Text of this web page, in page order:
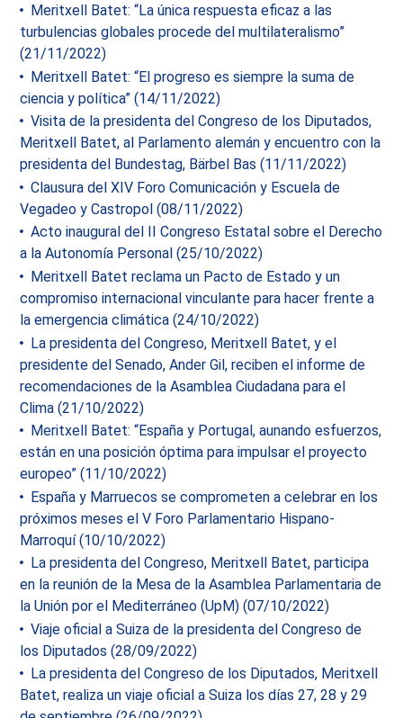
Meritxell Batet: “La única respuesta eficaz a las
turbulencias globales procede del multilateralismo”
(21/11/2022)
Meritxell Batet: “El progreso es siempre la suma de
ciencia y política” (14/11/2022)
Visita de la presidenta del Congreso de los Diputados,
Meritxell Batet, al Parlamento alemán y encuentro con la
presidenta del Bundestag, Bärbel Bas (11/11/2022)
Clausura del XIV Foro Comunicación y Escuela de
Vegadeo y Castropol (08/11/2022)
Acto inaugural del II Congreso Estatal sobre el Derecho
a la Autonomía Personal (25/10/2022)
Meritxell Batet reclama un Pacto de Estado y un
compromiso internacional vinculante para hacer frente a
la emergencia climática (24/10/2022)
La presidenta del Congreso, Meritxell Batet, y el
presidente del Senado, Ander Gil, reciben el informe de
recomendaciones de la Asamblea Ciudadana para el
Clima (21/10/2022)
Meritxell Batet: “España y Portugal, aunando esfuerzos,
están en una posición óptima para impulsar el proyecto
europeo” (11/10/2022)
España y Marruecos se comprometen a celebrar en los
próximos meses el V Foro Parlamentario Hispano-
Marroquí (10/10/2022)
La presidenta del Congreso, Meritxell Batet, participa
en la reunión de la Mesa de la Asamblea Parlamentaria de
la Unión por el Mediterráneo (UpM) (07/10/2022)
Viaje oficial a Suiza de la presidenta del Congreso de
los Diputados (28/09/2022)
La presidenta del Congreso de los Diputados, Meritxell
Batet, realiza un viaje oficial a Suiza los días 27, 28 y 29